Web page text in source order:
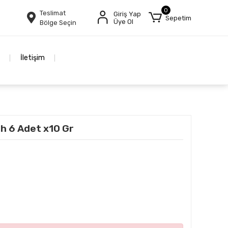
Teslimat
Bölge Seçin
Giriş Yap
Üye Ol
0
Sepetim
İletişim
6 Adet x10 Gr